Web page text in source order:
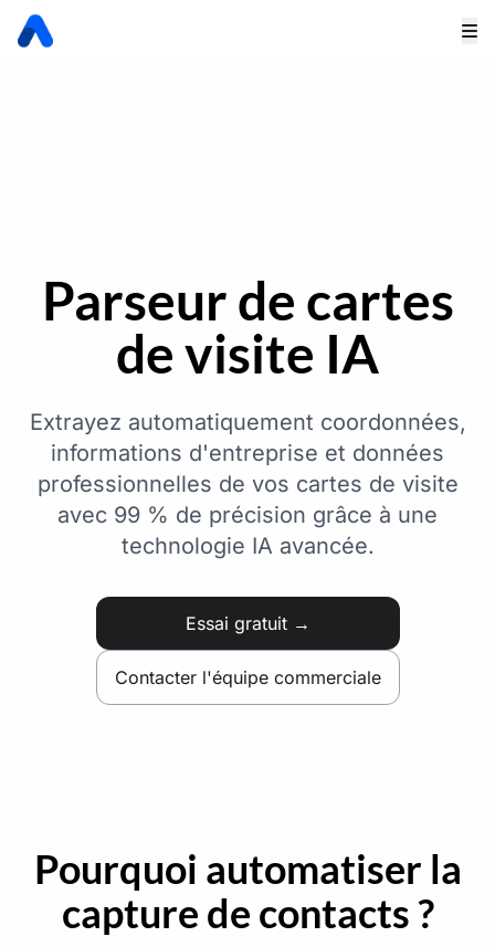
Parseur de cartes
de visite IA
Extrayez automatiquement coordonnées,
informations d'entreprise et données
professionnelles de vos cartes de visite
avec 99 % de précision grâce à une
technologie IA avancée.
Essai gratuit →
Contacter l'équipe commerciale
Pourquoi automatiser la
capture de contacts ?